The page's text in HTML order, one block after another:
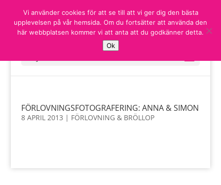
FÖRLOVNINGSFOTOGRAFERING: ANNA & SIMON
8 APRIL 2013 | FÖRLOVNING & BRÖLLOP
Vi använder cookies för att se till att vi ger dig den bästa
upplevelsen på vår hemsida. Om du fortsätter att använda den
här webbplatsen kommer vi att anta att du godkänner detta.
Ok